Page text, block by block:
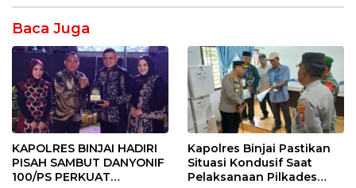
Baca Juga
KAPOLRES BINJAI HADIRI
PISAH SAMBUT DANYONIF
100/PS PERKUAT
Kapolres Binjai Pastikan
Situasi Kondusif Saat
Pelaksanaan Pilkades